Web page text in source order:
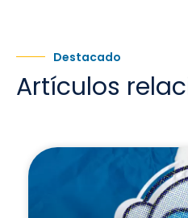
Destacado
Artículos